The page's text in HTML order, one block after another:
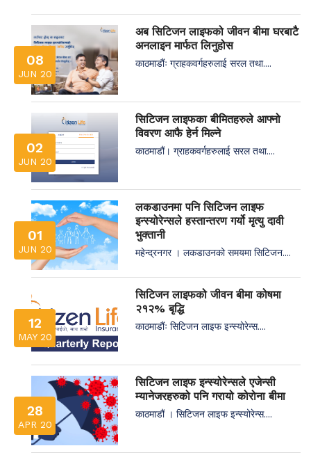
08
JUN 20
अब सिटिजन लाइफको जीवन बीमा घरबाटै
अनलाइन मार्फत लिनुहोस
काठमाडौंः ग्राहकवर्गहरुलाई सरल तथा....
02
JUN 20
सिटिजन लाइफका बीमितहरुले आफ्नो
विवरण आफै हेर्न मिल्ने
काठमाडौं। ग्राहकवर्गहरुलाई सरल तथा....
01
JUN 20
लकडाउनमा पनि सिटिजन लाइफ
इन्स्योरेन्सले हस्तान्तरण गर्यो मृत्यु दावी
भुक्तानी
महेन्द्रनगर । लकडाउनको समयमा सिटिजन....
12
MAY 20
सिटिजन लाइफको जीवन बीमा कोषमा
२१२% बृद्धि
काठमाडौंः सिटिजन लाइफ इन्स्योरेन्स....
28
APR 20
सिटिजन लाइफ इन्स्योरेन्सले एजेन्सी
म्यानेजरहरुको पनि गरायो कोरोना बीमा
काठमाडौं । सिटिजन लाइफ इन्स्योरेन्स....